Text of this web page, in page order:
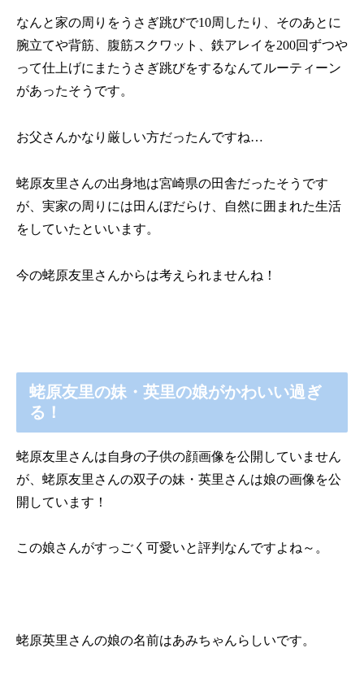
なんと家の周りをうさぎ跳びで10周したり、そのあとに
腕立てや背筋、腹筋スクワット、鉄アレイを200回ずつや
って仕上げにまたうさぎ跳びをするなんてルーティーン
があったそうです。
お父さんかなり厳しい方だったんですね…
蛯原友里さんの出身地は宮崎県の田舎だったそうです
が、実家の周りには田んぼだらけ、自然に囲まれた生活
をしていたといいます。
今の蛯原友里さんからは考えられませんね！
蛯原友里の妹・英里の娘がかわいい過ぎ
る！
蛯原友里さんは自身の子供の顔画像を公開していません
が、蛯原友里さんの双子の妹・英里さんは娘の画像を公
開しています！
この娘さんがすっごく可愛いと評判なんですよね～。
蛯原英里さんの娘の名前はあみちゃんらしいです。